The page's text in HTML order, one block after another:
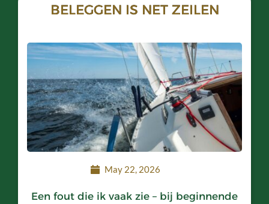
BELEGGEN IS NET ZEILEN
May 22, 2026
Een fout die ik vaak zie – bij beginnende